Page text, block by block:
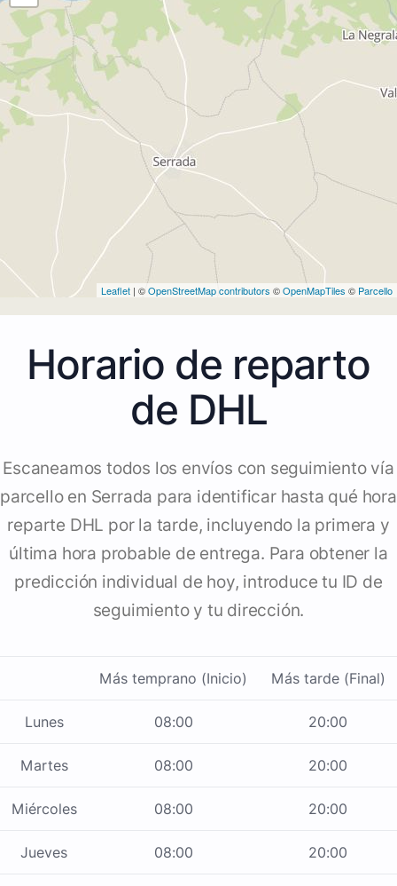
Leaflet | ©OpenStreetMap contributors ©OpenMapTiles © Parcello
Horario de reparto
de DHL
Escaneamos todos los envíos con seguimiento vía
parcello en Serrada para identificar hasta qué hora
reparte DHL por la tarde, incluyendo la primera y
última hora probable de entrega. Para obtener la
predicción individual de hoy, introduce tu ID de
seguimiento y tu dirección.
Más temprano (Inicio) Más tarde (Final)
Lunes 08:00 20:00
Martes 08:00 20:00
Miércoles 08:00 20:00
Jueves 08:00 20:00